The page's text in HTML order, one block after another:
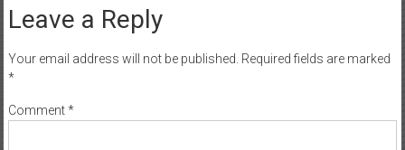
Leave a Reply
Your email address will not be published. Required fields are marked
*
Comment*